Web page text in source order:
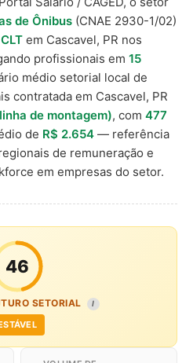
de Ônibus (CNAE 2930-1/02)
em Cascavel, PR nos
profissionais em 15
médio setorial local de
contratada em Cascavel, PR
de montagem), com 477
de R$ 2.654 — referência
de remuneração e
em empresas do setor.
46
SETORIAL I